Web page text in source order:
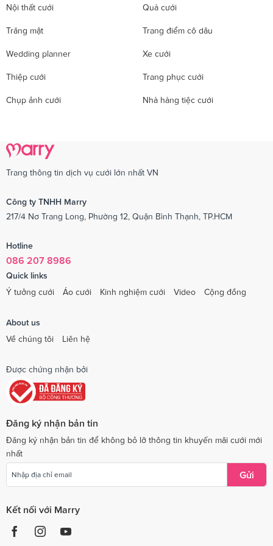
Nội thất cưới Quà cưới
Trăng mật Trang điểm cô dâu
Wedding planner Xe cưới
Thiệp cưới Trang phục cưới
Chụp ảnh cưới Nhà hàng tiệc cưới
Trang thông tin dịch vụ cưới lớn nhất VN
Công ty TNHH Marry
217/4 Nơ Trang Long, Phường 12, Quận Bình Thạnh, TP.HCM
Hotline
086 207 8986
Quick links
Ý tưởng cưới
Áo cưới Kinh nghiệm cưới Video Cộng đồng
About us
Về chúng tôi
Liên hệ
Được chứng nhận bởi
Đăng ký nhận bản tin
Đăng ký nhận bản tin để không bỏ lỡ thông tin khuyến mãi cưới mới
nhất
Gửi
Kết nối với Marry